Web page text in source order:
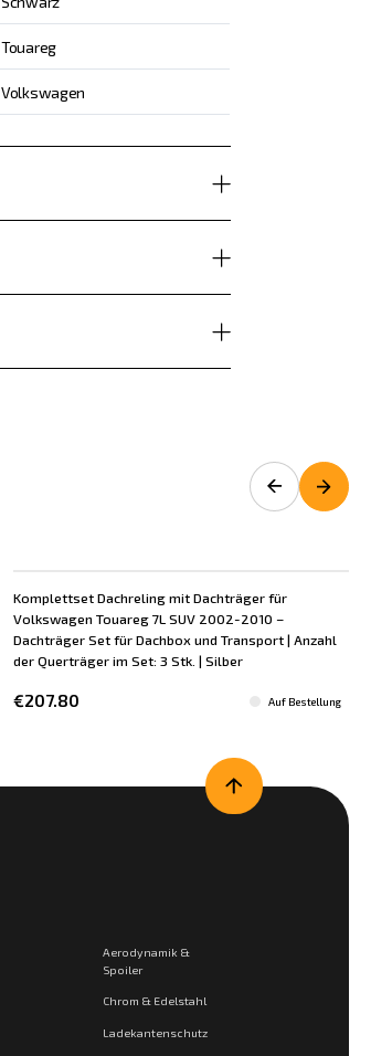
Touareg
Volkswagen
Komplettset Dachreling mit Dachträger für
Volkswagen Touareg 7L SUV 2002-2010 –
Dachträger Set für Dachbox und Transport | Anzahl
der Querträger im Set: 3 Stk. | Silber
€207.80 Auf Bestellung
Aerodynamik &
Spoiler
Chrom & Edelstahl
Ladekantenschutz